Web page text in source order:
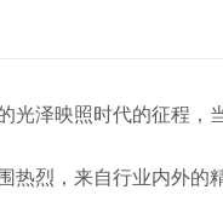
泽映照时代的征程，
烈，来自行业内外的